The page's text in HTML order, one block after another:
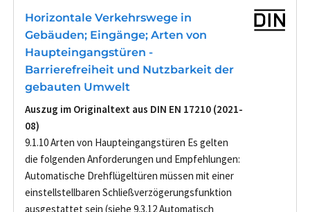
Horizontale Verkehrswege in
Gebäuden; Eingänge; Arten von
Haupteingangstüren -
Barrierefreiheit und Nutzbarkeit der
gebauten Umwelt
Auszug im Originaltext aus DIN EN 17210 (2021-
08)
9.1.10 Arten von Haupteingangstüren Es gelten
die folgenden Anforderungen und Empfehlungen:
Automatische Drehflügeltüren müssen mit einer
einstellstellbaren Schließverzögerungsfunktion
ausgestattet sein (siehe 9.3.12 Automatisch